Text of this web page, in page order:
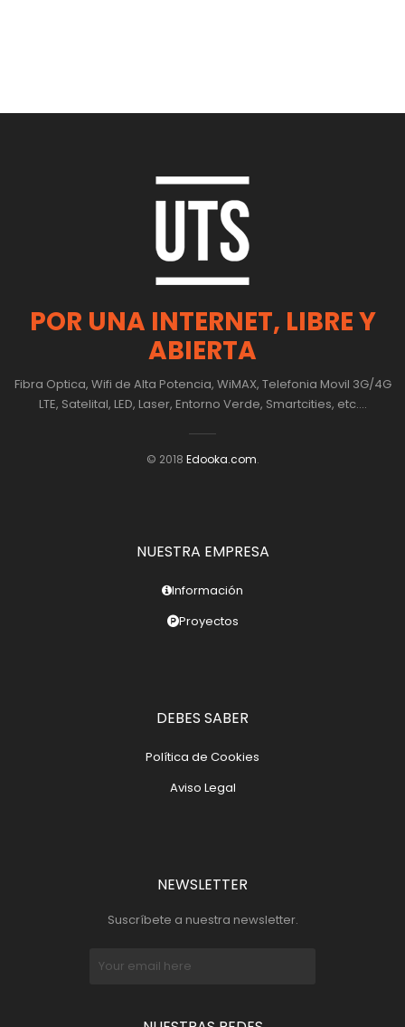
POR UNA INTERNET, LIBRE Y
ABIERTA
Fibra Optica, Wifi de Alta Potencia, WiMAX, Telefonia Movil 3G/4G
LTE, Satelital, LED, Laser, Entorno Verde, Smartcities, etc....
© 2018 Edooka.com.
NUESTRA EMPRESA
Información
Proyectos
DEBES SABER
Política de Cookies
Aviso Legal
NEWSLETTER
Suscríbete a nuestra newsletter.